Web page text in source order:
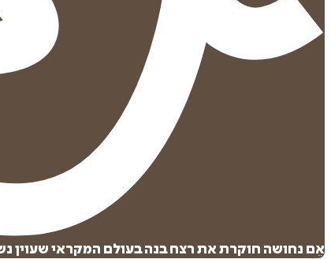
אֵם נחושה חוקרת את רצח בנה בעולם המקראי שעוין